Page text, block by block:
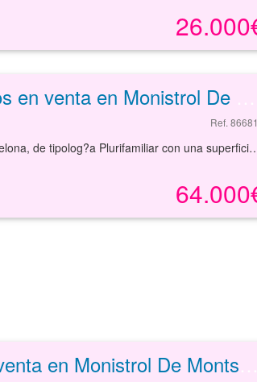
Ref.
Solar Residencial en Monistrol De Montserrat, provincia de Barcelona, de tipolog?a Plurifamiliar con una superficie de 109 m?, con edificabilidad estimada de 222,65 m? y un n?mero estimado de 4 unidades a edificar. El % de propiedad que se posee en la finca registral es del 100 %.